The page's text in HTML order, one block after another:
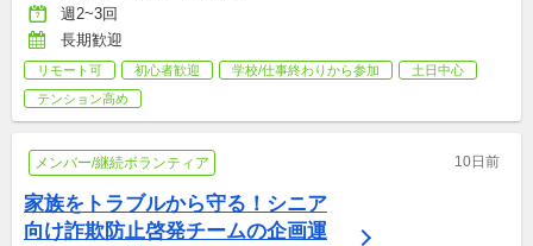
週2~3回
長期歓迎
リモート可 初心者歓迎 学校/仕事終わりから参加
土日中心
テンション高め
メンバー/継続ボランティア 10日前
家族をトラブルから守る！シニア
向け詐欺防止啓発チームの企画運